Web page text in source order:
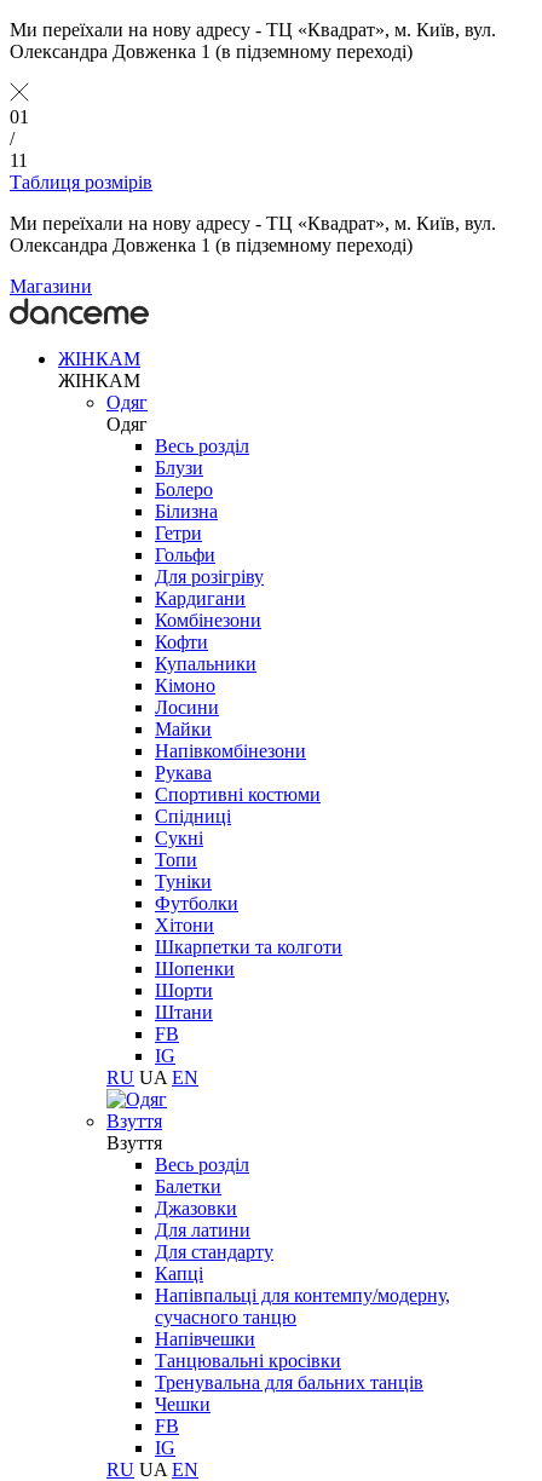
Ми переїхали на нову адресу - ТЦ «Квадрат», м. Київ, вул.
Олександра Довженка 1 (в підземному переході)
01
/
11
Таблиця розмірів
Ми переїхали на нову адресу - ТЦ «Квадрат», м. Київ, вул.
Олександра Довженка 1 (в підземному переході)
Магазини
ЖІНКАМ
ЖІНКАМ
Одяг
Одяг
Весь розділ
Блузи
Болеро
Білизна
Гетри
Гольфи
Для розігріву
Кардигани
Комбінезони
Кофти
Купальники
Кімоно
Лосини
Майки
Напівкомбінезони
Рукава
Спортивні костюми
Спідниці
Сукні
Топи
Туніки
Футболки
Хітони
Шкарпетки та колготи
Шопенки
Шорти
Штани
FB
IG
RU UA EN
Взуття
Взуття
Весь розділ
Балетки
Джазовки
Для латини
Для стандарту
Капці
Напівпальці для контемпу/модерну,
сучасного танцю
Напівчешки
Танцювальні кросівки
Тренувальна для бальних танців
Чешки
FB
IG
RU UA EN